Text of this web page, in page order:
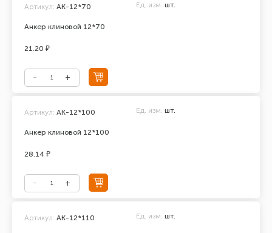
Анкер клиновой 12*70
Артикул: АК-12*70 Ед. изм. шт.
21.20 ₽
Анкер клиновой 12*100
Артикул: АК-12*100 Ед. изм. шт.
28.14 ₽
Артикул: AK-12*110 Ед. изм. шт.